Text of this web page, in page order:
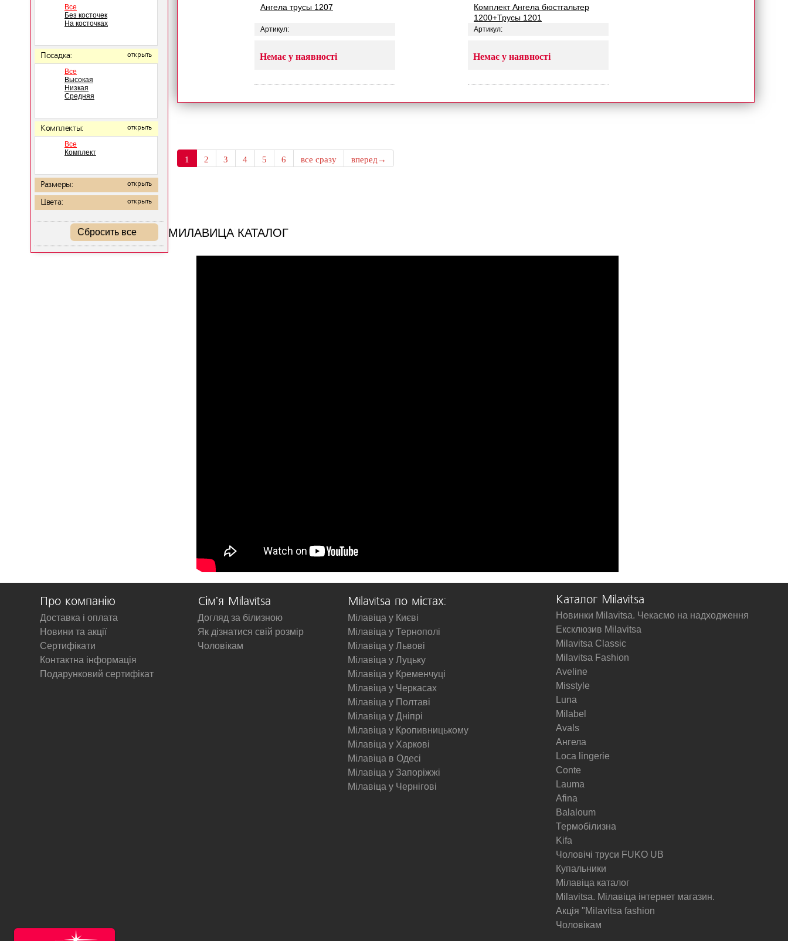
Все
Без косточек
На косточках
Посадка: открыть
Все
Высокая
Низкая
Средняя
Комплекты: открыть
Все
Комплект
Размеры: открыть
Цвета: открыть
Сбросить все
Ангела трусы 1207
Артикул:
Немає у наявності
Комплект Ангела бюстгальтер
1200+Трусы 1201
Артикул:
Немає у наявності
1 2 3 4 5 6 все сразу вперед→
МИЛАВИЦА КАТАЛОГ
Про компанію
Доставка і оплата
Новини та акції
Сертифікати
Контактна інформація
Подарунковий сертифікат
Сім'я Milavitsa
Догляд за білизною
Як дізнатися свій розмір
Чоловікам
Milavitsa по містах:
Мілавіца у Києві
Мілавіца у Тернополі
Мілавіца у Львові
Мілавіца у Луцьку
Мілавіца у Кременчуці
Мілавіца у Черкасах
Мілавіца у Полтаві
Мілавіца у Дніпрі
Мілавіца у Кропивницькому
Мілавіца у Харкові
Мілавіца в Одесі
Мілавіца у Запоріжжі
Мілавіца у Чернігові
Каталог Milavitsa
Новинки Milavitsa. Чекаємо на надходження
Ексклюзив Milavitsa
Milavitsa Classic
Milavitsa Fashion
Aveline
Misstyle
Luna
Milabel
Avals
Ангела
Loca lingerie
Conte
Lauma
Afina
Balaloum
Термобілизна
Kifa
Чоловічі труси FUKO UB
Купальники
Мілавіца каталог
Milavitsa. Мілавіца інтернет магазин.
Акція "Milavitsa fashion
Чоловікам